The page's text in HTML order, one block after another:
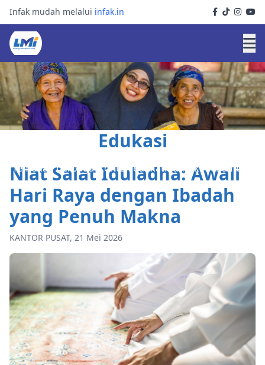
Infak mudah melalui infak.in
Edukasi
Temukan berbagai konten edukatif untuk menambah
wawasan Anda
Niat Salat Iduladha: Awali
Hari Raya dengan Ibadah
yang Penuh Makna
KANTOR PUSAT, 21 Mei 2026